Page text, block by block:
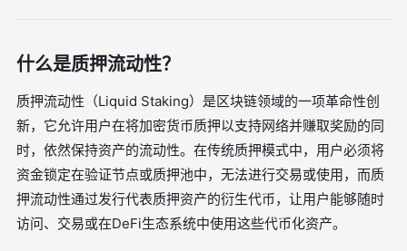
什么是质押流动性？
质押流动性（Liquid Staking）是区块链领域的一项革命性创
新，它允许用户在将加密货币质押以支持网络并赚取奖励的同
时，依然保持资产的流动性。在传统质押模式中，用户必须将
资金锁定在验证节点或质押池中，无法进行交易或使用，而质
押流动性通过发行代表质押资产的衍生代币，让用户能够随时
访问、交易或在DeFi生态系统中使用这些代币化资产。